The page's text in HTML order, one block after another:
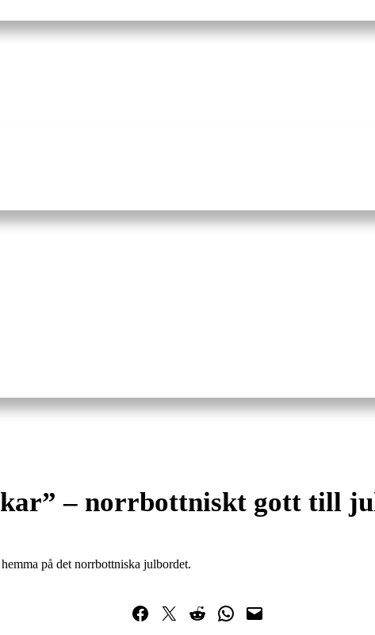
– norrbottniskt gott till
på det norrbottniska julbordet.
Dela på Facebook
Dela på TwitterDela på RedditDela i WhatsApp
Maila en länk